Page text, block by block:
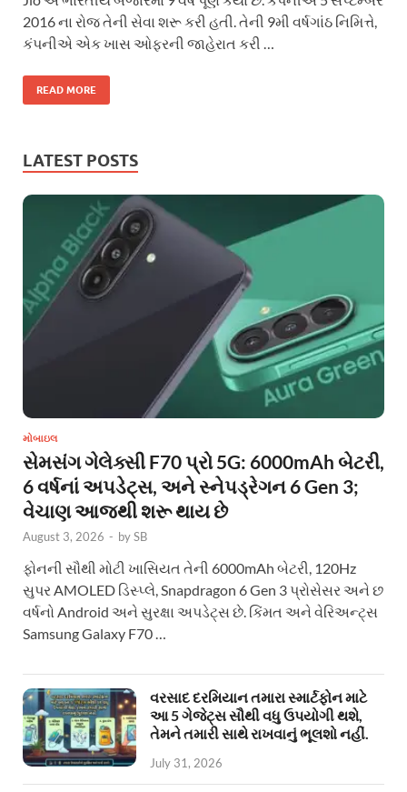
2016 ના રોજ તેની સેવા શરૂ કરી હતી. તેની 9મી વર્ષગાંઠ નિમિત્તે,
કંપનીએ એક ખાસ ઓફરની જાહેરાત કરી …
READ MORE
LATEST POSTS
મોબાઇલ
સેમસંગ ગેલેક્સી F70 પ્રો 5G: 6000mAh બેટરી,
6 વર્ષનાં અપડેટ્સ, અને સ્નેપડ્રેગન 6 Gen 3;
વેચાણ આજથી શરૂ થાય છે
August 3, 2026 - bySB
ફોનની સૌથી મોટી ખાસિયત તેની 6000mAh બેટરી, 120Hz
સુપર AMOLED ડિસ્પ્લે, Snapdragon 6 Gen 3 પ્રોસેસર અને છ
વર્ષનો Android અને સુરક્ષા અપડેટ્સ છે. કિંમત અને વેરિઅન્ટ્સ
Samsung Galaxy F70 …
વરસાદ દરમિયાન તમારા સ્માર્ટફોન માટે
આ 5 ગેજેટ્સ સૌથી વધુ ઉપયોગી થશે,
તેમને તમારી સાથે રાખવાનું ભૂલશો નહીં.
July 31, 2026